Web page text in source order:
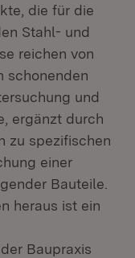
die für die
Stahl- und
reichen von
schonenden
und
ergänzt durch
zu spezifischen
einer
Bauteile.
heraus ist ein
Baupraxis